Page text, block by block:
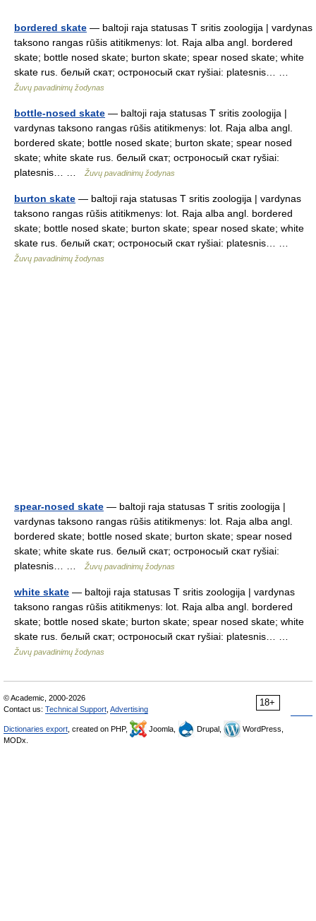
bordered skate — baltoji raja statusas T sritis zoologija | vardynas
taksono rangas rūšis atitikmenys: lot. Raja alba angl. bordered
skate; bottle nosed skate; burton skate; spear nosed skate; white
skate rus. белый скат; остроносый скат ryšiai: platesnis… …
Žuvų pavadinimų žodynas
bottle-nosed skate — baltoji raja statusas T sritis zoologija |
vardynas taksono rangas rūšis atitikmenys: lot. Raja alba angl.
bordered skate; bottle nosed skate; burton skate; spear nosed
skate; white skate rus. белый скат; остроносый скат ryšiai:
platesnis… …
Žuvų pavadinimų žodynas
burton skate — baltoji raja statusas T sritis zoologija | vardynas
taksono rangas rūšis atitikmenys: lot. Raja alba angl. bordered
skate; bottle nosed skate; burton skate; spear nosed skate; white
skate rus. белый скат; остроносый скат ryšiai: platesnis… …
Žuvų pavadinimų žodynas
spear-nosed skate — baltoji raja statusas T sritis zoologija |
vardynas taksono rangas rūšis atitikmenys: lot. Raja alba angl.
bordered skate; bottle nosed skate; burton skate; spear nosed
skate; white skate rus. белый скат; остроносый скат ryšiai:
platesnis… …
Žuvų pavadinimų žodynas
white skate — baltoji raja statusas T sritis zoologija | vardynas
taksono rangas rūšis atitikmenys: lot. Raja alba angl. bordered
skate; bottle nosed skate; burton skate; spear nosed skate; white
skate rus. белый скат; остроносый скат ryšiai: platesnis… …
Žuvų pavadinimų žodynas
18+
© Academic, 2000-2026
Contact us: Technical Support Advertising
Dictionaries export , created on PHP, Joomla, Drupal,
WordPress,
MODx.